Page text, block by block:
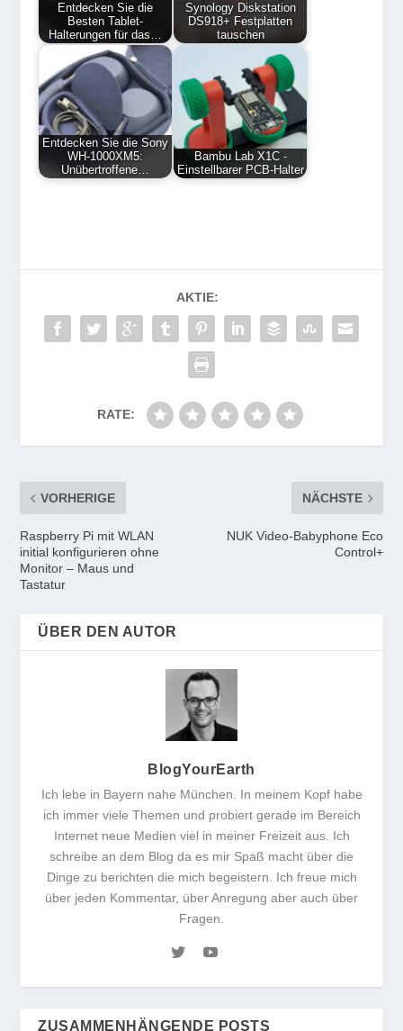
Entdecken Sie die
Besten Tablet-
Halterungen für das…
Synology Diskstation
DS918+ Festplatten
tauschen
Entdecken Sie die Sony
WH-1000XM5:
Unübertroffene…
Bambu Lab X1C -
Einstellbarer PCB-Halter
AKTIE:
RATE:
VORHERIGE
Raspberry Pi mit WLAN
initial konfigurieren ohne
Monitor – Maus und
Tastatur
NÄCHSTE
NUK Video-Babyphone Eco
Control+
ÜBER DEN AUTOR
BlogYourEarth
Ich lebe in Bayern nahe München. In meinem Kopf habe
ich immer viele Themen und probiert gerade im Bereich
Internet neue Medien viel in meiner Freizeit aus. Ich
schreibe an dem Blog da es mir Spaß macht über die
Dinge zu berichten die mich begeistern. Ich freue mich
über jeden Kommentar, über Anregung aber auch über
Fragen.
ZUSAMMENHÄNGENDE POSTS